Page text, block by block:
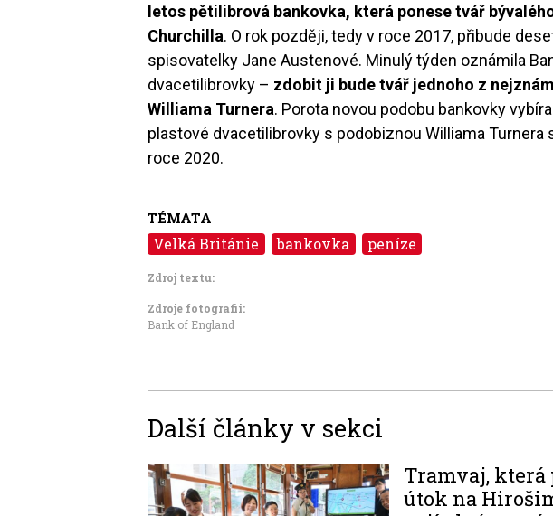
letos pětilibrová bankovka, která ponese tvář
Churchilla. O rok později, tedy v roce 2017, přibude
spisovatelky Jane Austenové. Minulý týden oznámila
dvacetilibrovky – zdobit ji bude tvář jednoho z
Williama Turnera. Porota novou podobu bankovky
plastové dvacetilibrovky s podobiznou Williama Turnera
roce 2020.
TÉMATA
Velká Británie bankovka peníze
Zdroj textu:
Zdroje fotografii:
Bank of England
Další články v sekci
Image
Tramvaj, která
útok na